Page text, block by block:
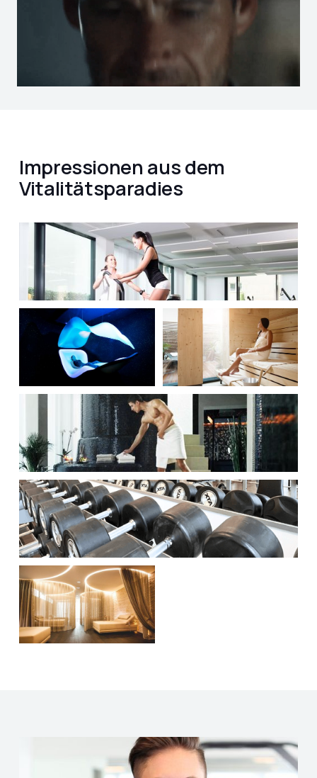
Impressionen aus dem
Vitalitätsparadies